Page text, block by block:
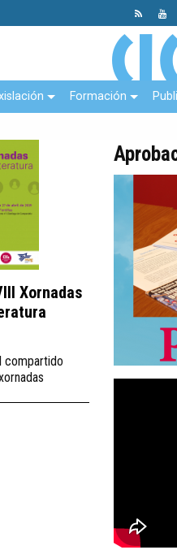
Formación
Xornadas
compartido